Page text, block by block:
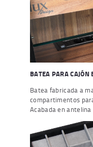
BATEA PARA CAJÓN
Batea fabricada a
compartimentos
Acabada en